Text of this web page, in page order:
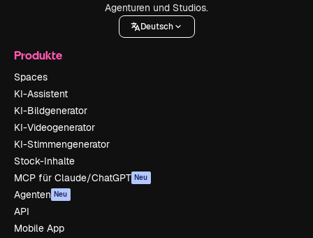
Agenturen und Studios.
Deutsch
Produkte
Spaces
KI-Assistent
KI-Bildgenerator
KI-Videogenerator
KI-Stimmengenerator
Stock-Inhalte
MCP für Claude/ChatGPT Neu
Agenten Neu
API
Mobile App